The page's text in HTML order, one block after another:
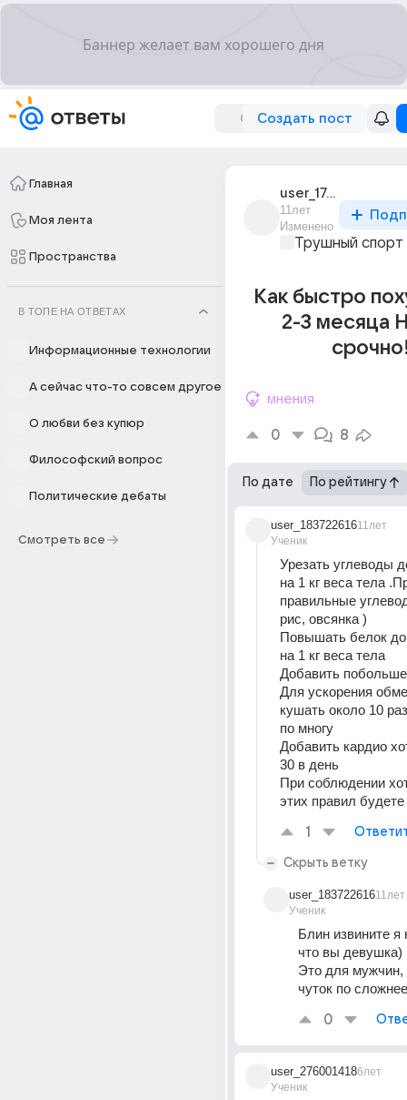
Создать пост
Главная
Моя лента
Пространства
В ТОПЕ НА ОТВЕТАХ
Информационные технологии
А сейчас что-то совсем другое
О любви без купюр
Философский вопрос
Политические дебаты
Смотреть все
user_176764348
11лет
Изменено
Трушный спорт
Как быстро
2-3 месяца
мнения
0 8
По дате По рейтингу
user_183722616
Ученик
11лет
Урезать углеводы
на 1 кг веса тела
правильные
рис, овсянка )
Повышать белок
на 1 кг веса тела
Добавить
Для ускорения
кушать около 10
по многу
Добавить кардио
30 в день
При соблюдении
этих правил
1
Скрыть ветку
user_183722616
Ученик
11лет
Блин извините я
что вы девушка)
Это для
чуток по сложнее
0
user_276001418
Ученик
6лет